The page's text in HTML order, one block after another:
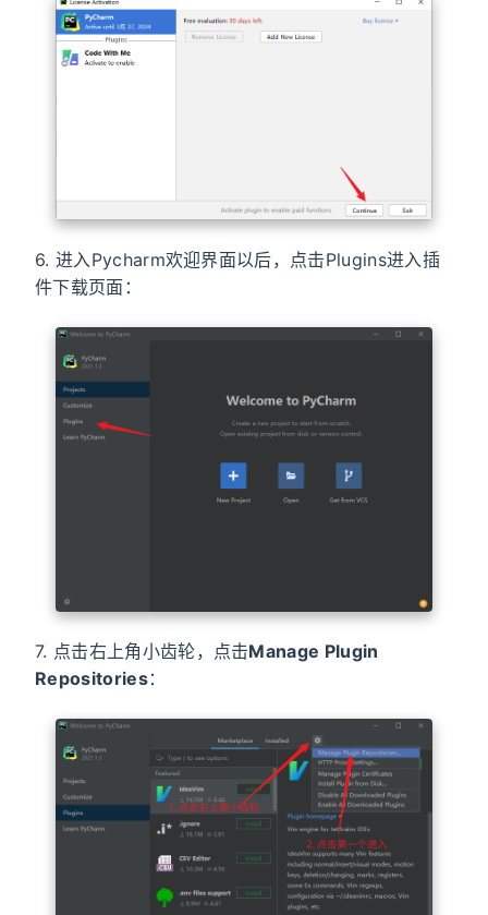
6. 进入Pycharm欢迎界面以后，点击Plugins进入插
件下载页面：
7. 点击右上角小齿轮，点击Manage Plugin
Repositories：